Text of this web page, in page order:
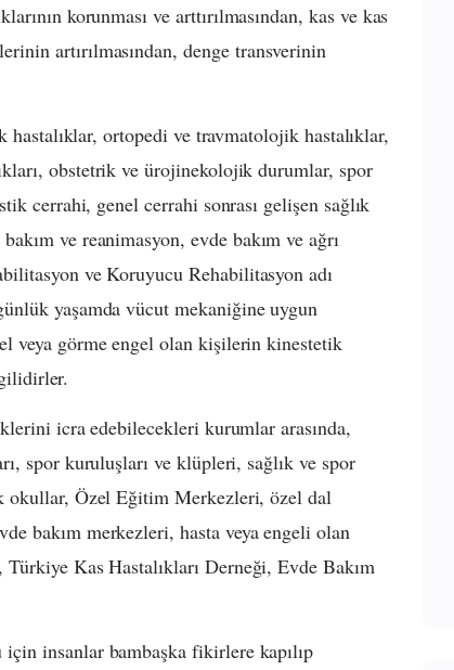
korunması ve arttırılmasından, kas ve kas
artırılmasından, denge transverinin
ortopedi ve travmatolojik hastalıklar,
obstetrik ve ürojinekolojik durumlar, spor
cerrahi, genel cerrahi sonrası gelişen sağlık
ve reanimasyon, evde bakım ve ağrı
ve Koruyucu Rehabilitasyon adı
yaşamda vücut mekaniğine uygun
veya görme engel olan kişilerin kinestetik
icra edebilecekleri kurumlar arasında,
spor kuruluşları ve klüpleri, sağlık ve spor
okullar, Özel Eğitim Merkezleri, özel dal
bakım merkezleri, hasta veya engeli olan
Kas Hastalıkları Derneği, Evde Bakım
insanlar bambaşka fikirlere kapılıp